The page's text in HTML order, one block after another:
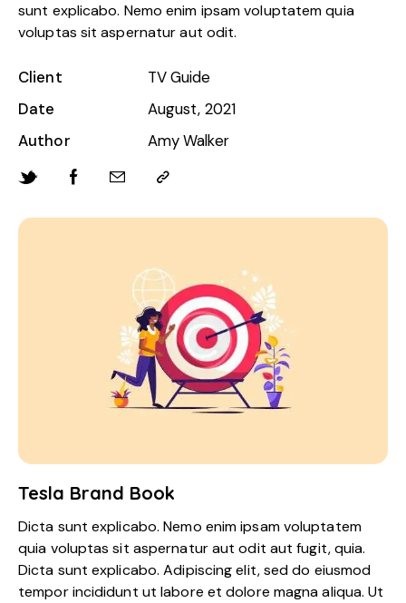
Tesla Brand Book
Dicta sunt explicabo. Nemo enim ipsam voluptatem
quia voluptas sit aspernatur aut odit aut fugit, quia.
Dicta sunt explicabo. Adipiscing elit, sed do eiusmod
tempor incididunt ut labore et dolore magna aliqua. Ut
sunt explicabo. Nemo enim ipsam voluptatem quia
voluptas sit aspernatur aut odit.
Client
TV Guide
Date
August, 2021
Author
Amy Walker